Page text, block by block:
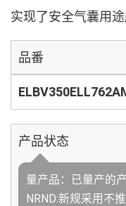
实现了安全气囊用
品番
产品状态
量产品：已量产的
NRND:新规采用不